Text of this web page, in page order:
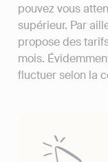
pouvez vous
supérieur. Par
propose des
mois.
fluctuer selon la